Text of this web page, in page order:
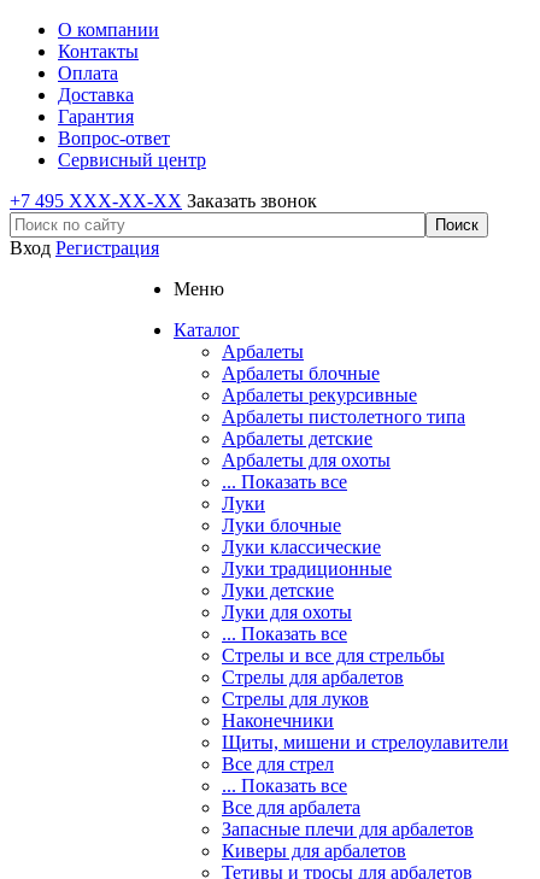
О компании
Контакты
Оплата
Доставка
Гарантия
Вопрос-ответ
Сервисный центр
+7 495 XXX-XX-XX Заказать звонок
Вход Регистрация
Меню
Каталог
Арбалеты
Арбалеты блочные
Арбалеты рекурсивные
Арбалеты пистолетного типа
Арбалеты детские
Арбалеты для охоты
... Показать все
Луки
Луки блочные
Луки классические
Луки традиционные
Луки детские
Луки для охоты
... Показать все
Стрелы и все для стрельбы
Стрелы для арбалетов
Стрелы для луков
Наконечники
Щиты, мишени и стрелоулавители
Все для стрел
... Показать все
Все для арбалета
Запасные плечи для арбалетов
Киверы для арбалетов
Тетивы и тросы для арбалетов